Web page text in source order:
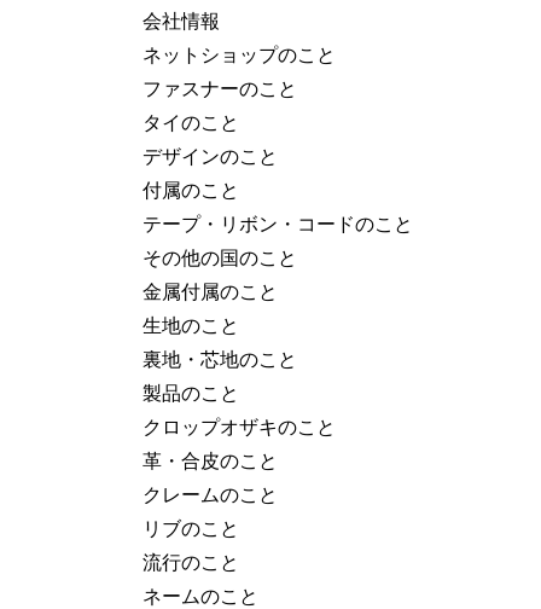
会社情報
ネットショップのこと
ファスナーのこと
タイのこと
デザインのこと
付属のこと
テープ・リボン・コードのこと
その他の国のこと
金属付属のこと
生地のこと
裏地・芯地のこと
製品のこと
クロップオザキのこと
革・合皮のこと
クレームのこと
リブのこと
流行のこと
ネームのこと